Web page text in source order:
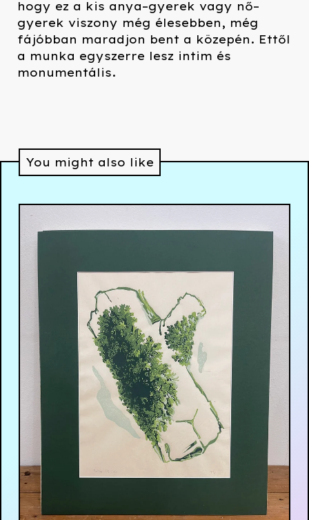
hogy ez a kis anya–gyerek vagy nő–
gyerek viszony még élesebben, még
fájóbban maradjon bent a közepén. Ettől
a munka egyszerre lesz intim és
monumentális.
You might also like